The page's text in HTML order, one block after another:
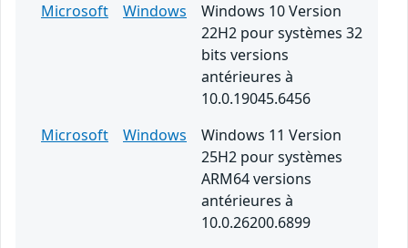
Microsoft
Windows
Windows 10 Version
22H2 pour systèmes 32
bits versions
antérieures à
10.0.19045.6456
Microsoft
Windows
Windows 11 Version
25H2 pour systèmes
ARM64 versions
antérieures à
10.0.26200.6899